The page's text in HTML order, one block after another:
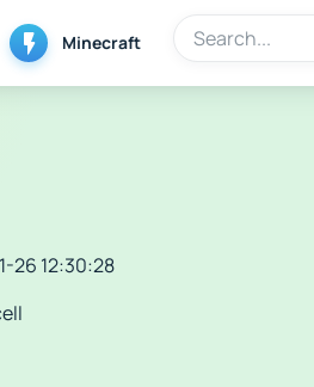
Minecraft
26 12:30:28